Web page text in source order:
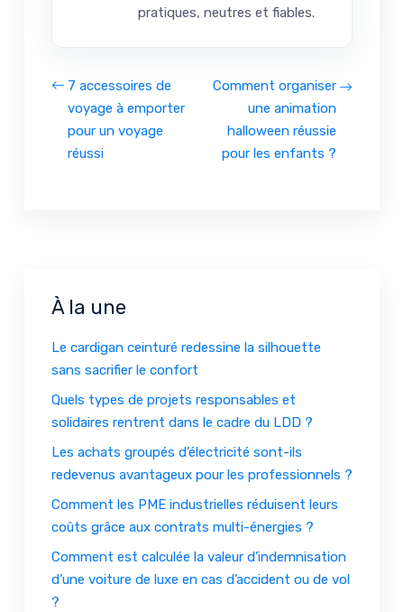
pratiques, neutres et fiables.
7 accessoires de
voyage à emporter
pour un voyage
réussi
Comment organiser
une animation
halloween réussie
pour les enfants ?
À la une
Le cardigan ceinturé redessine la silhouette
sans sacrifier le confort
Quels types de projets responsables et
solidaires rentrent dans le cadre du LDD ?
Les achats groupés d’électricité sont-ils
redevenus avantageux pour les professionnels ?
Comment les PME industrielles réduisent leurs
coûts grâce aux contrats multi-énergies ?
Comment est calculée la valeur d’indemnisation
d’une voiture de luxe en cas d’accident ou de vol
?